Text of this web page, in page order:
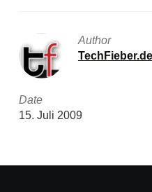
Author
TechFieber.de
Date
15. Juli 2009